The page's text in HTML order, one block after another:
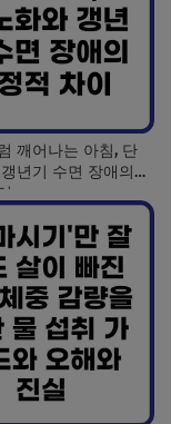
깨어나는 아침, 단
년기 수면 장애의